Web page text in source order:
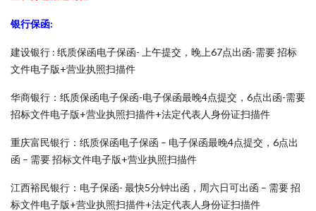
银行保函:
建设银行 : 纸质保函电子保函- 上午提交，晚上67点出函-需要 招标
文件电子版+营业执照扫描件
华商银行：纸质保函电子保函-电子保函最晚4点提交，6点出函-需要
招标文件电子版+营业执照扫描件+法定代表人身份证扫描件
重庆富民银行：纸质保函电子保函 – 电子保函最晚4点提交，6点出
函 – 需要 招标文件电子版+营业执照扫描件
江西裕民银行：电子保函- 最快5分钟出函，周六日可出函 – 需要 招
标文件电子版+营业执照扫描件+法定代表人身份证扫描件